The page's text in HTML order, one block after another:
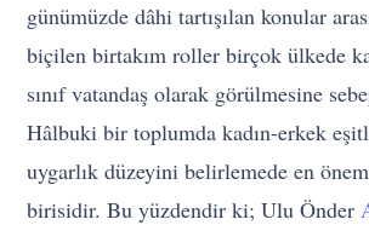
günümüzde dâhi tartışılan konular
biçilen birtakım roller birçok ülkede
sınıf vatandaş olarak görülmesine
Hâlbuki bir toplumda kadın-erkek
uygarlık düzeyini belirlemede en
birisidir. Bu yüzdendir ki; Ulu Önder